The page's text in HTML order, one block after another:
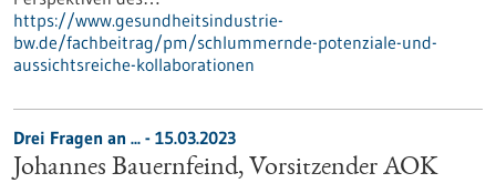
https://www.gesundheitsindustrie-
bw.de/fachbeitrag/pm/schlummernde-potenziale-und-
aussichtsreiche-kollaborationen
Drei Fragen an ... - 15.03.2023
Johannes Bauernfeind, Vorsitzender AOK